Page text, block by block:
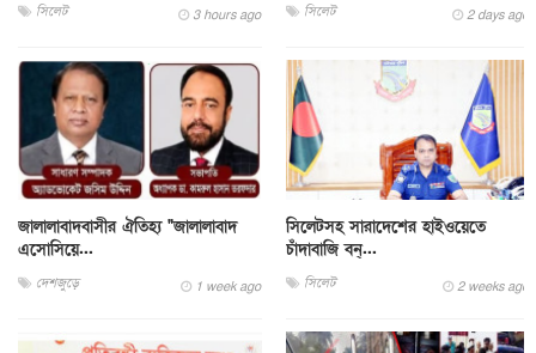
সিলেট 3 hours ago সিলেট 2 days ago
জালালাবাদবাসীর ঐতিহ্য "জালালাবাদ
এসোসিয়ে...
দেশজুড়ে 1 week ago
সিলেটসহ সারাদেশের হাইওয়েতে
চাঁদাবাজি বন্...
সিলেট 2 weeks ago